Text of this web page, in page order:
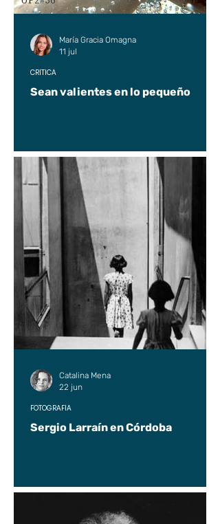
Sean valientes en lo pequeño
CRÍTICA
María Gracia Omagna
11 jul
Sergio Larraín en Córdoba
FOTOGRAFÍA
Catalina Mena
22 jun